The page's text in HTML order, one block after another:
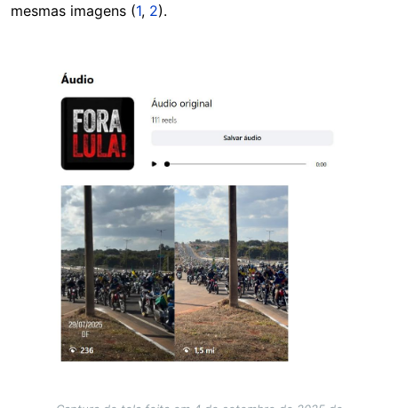
mesmas imagens (1, 2).